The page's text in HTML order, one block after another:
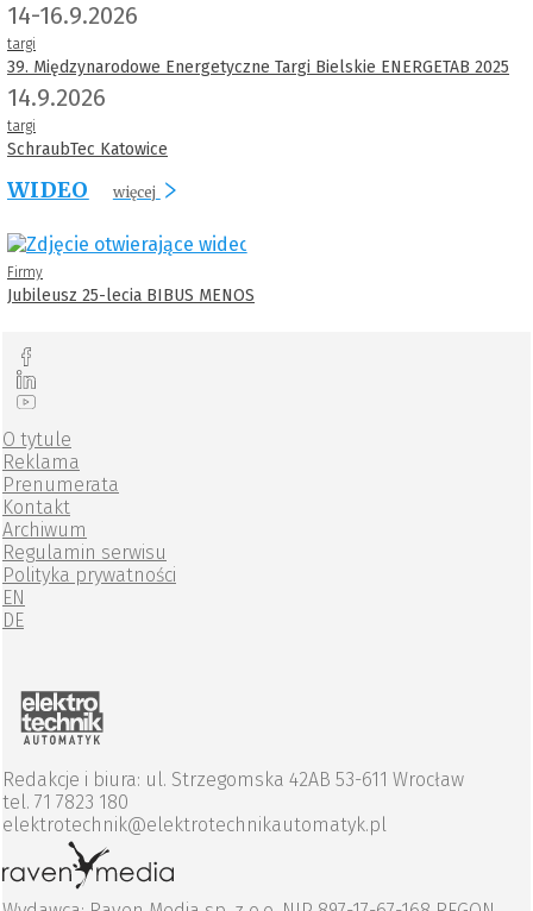
14-16.9.2026
targi
39. Międzynarodowe Energetyczne Targi Bielskie ENERGETAB 2025
14.9.2026
targi
SchraubTec Katowice
WIDEO więcej
Firmy
Jubileusz 25-lecia BIBUS MENOS
O tytule
Reklama
Prenumerata
Kontakt
Archiwum
Regulamin serwisu
Polityka prywatności
EN
DE
Redakcje i biura: ul. Strzegomska 42AB 53-611 Wrocław
tel. 71 7823 180
elektrotechnik@elektrotechnikautomatyk.pl